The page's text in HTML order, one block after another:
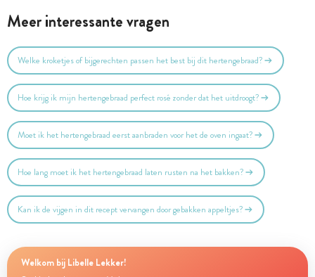
Meer interessante vragen
Welke kroketjes of bijgerechten passen het best bij dit hertengebraad?
Hoe krijg ik mijn hertengebraad perfect rosé zonder dat het uitdroogt?
Moet ik het hertengebraad eerst aanbraden voor het de oven ingaat?
Hoe lang moet ik het hertengebraad laten rusten na het bakken?
Kan ik de vijgen in dit recept vervangen door gebakken appeltjes?
Welkom bij Libelle Lekker!